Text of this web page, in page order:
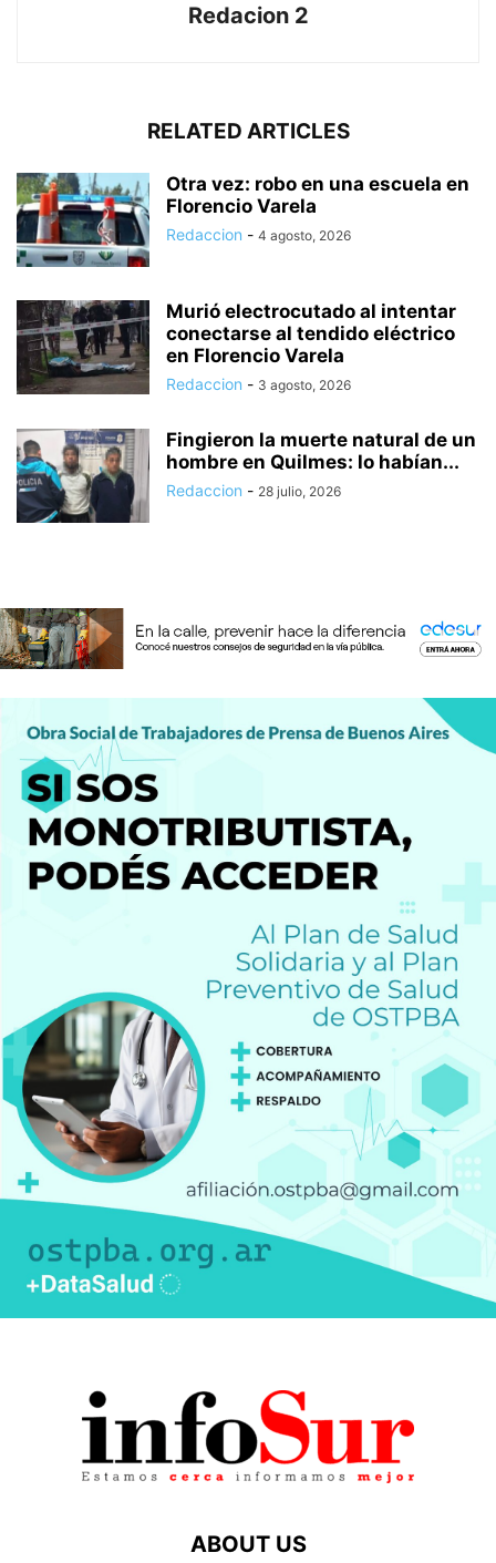
Redacion 2
RELATED ARTICLES
Otra vez: robo en una escuela en
Florencio Varela
Redaccion - 4 agosto, 2026
Murió electrocutado al intentar
conectarse al tendido eléctrico
en Florencio Varela
Redaccion - 3 agosto, 2026
Fingieron la muerte natural de un
hombre en Quilmes: lo habían...
Redaccion - 28 julio, 2026
ABOUT US